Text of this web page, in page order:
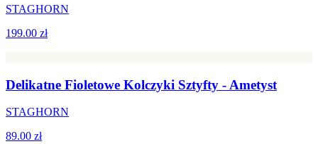
STAGHORN
199.00 zł
Delikatne Fioletowe Kolczyki Sztyfty - Ametyst
STAGHORN
89.00 zł